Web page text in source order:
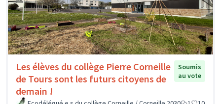
Les élèves du collège Pierre Corneille
de Tours sont les futurs citoyens de
demain !
Soumis
au vote